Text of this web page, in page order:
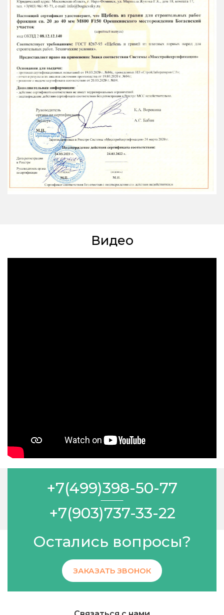
Видео
+7(499)398-50-77
+7(903)737-33-22
Остались вопросы?
ЗАКАЗАТЬ ЗВОНОК